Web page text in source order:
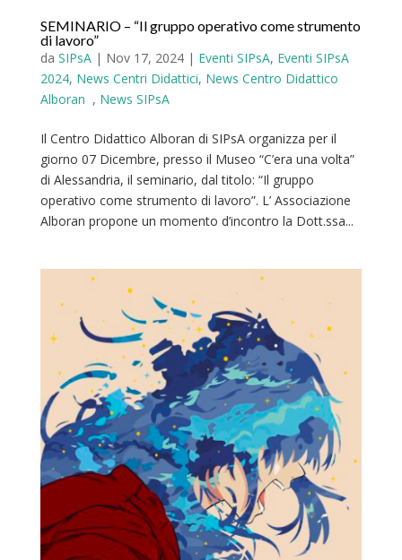
SEMINARIO – “Il gruppo operativo come strumento
di lavoro”
da SIPsA| Nov 17, 2024| Eventi SIPsA, Eventi SIPsA
2024, News Centri Didattici, News Centro Didattico
Alboran , News SIPsA
Il Centro Didattico Alboran di SIPsA organizza per il
giorno 07 Dicembre, presso il Museo “C’era una volta”
di Alessandria, il seminario, dal titolo: “Il gruppo
operativo come strumento di lavoro”. L’ Associazione
Alboran propone un momento d’incontro la Dott.ssa...